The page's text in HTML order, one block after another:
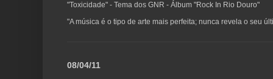
"Toxicidade" - Tema dos GNR - Álbum "Rock In Rio Douro"
"A música é o tipo de arte mais perfeita; nunca revela o seu
08/04/11